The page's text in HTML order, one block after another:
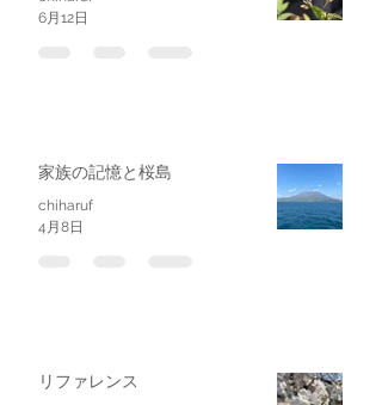
6月12日
家族の記憶と桜島
chiharuf
4月8日
リファレンス